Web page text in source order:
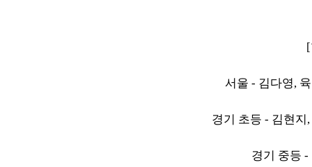
서울 - 김다영,
경기 초등 - 김현지
경기 중등